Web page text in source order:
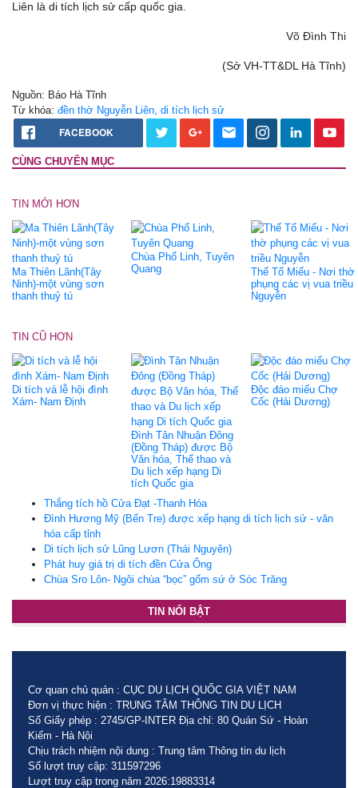
Liên là di tích lịch sử cấp quốc gia.
Võ Đình Thi
(Sở VH-TT&DL Hà Tĩnh)
Nguồn: Báo Hà Tĩnh
Từ khóa: đền thờ Nguyễn Liên, di tích lịch sử
FACEBOOK
CÙNG CHUYÊN MỤC
TIN MỚI HƠN
Ma Thiên Lãnh(Tây
Ninh)-một vùng sơn
thanh thuỷ tú
Chùa Phổ Linh, Tuyên
Quang
Thế Tổ Miếu - Nơi thờ
phụng các vị vua triều
Nguyễn
TIN CŨ HƠN
Di tích và lễ hội đình
Xám- Nam Định
Đình Tân Nhuận Đông
(Đồng Tháp) được Bộ
Văn hóa, Thể thao và
Du lịch xếp hạng Di
tích Quốc gia
Độc đáo miếu Chợ
Cốc (Hải Dương)
Thắng tích hồ Cửa Đạt -Thanh Hóa
Đình Hương Mỹ (Bến Tre) được xếp hạng di tích lịch sử - văn
hóa cấp tỉnh
Di tích lịch sử Lũng Lươn (Thái Nguyên)
Phát huy giá trị di tích đền Cửa Ông
Chùa Sro Lôn- Ngôi chùa “bọc” gốm sứ ở Sóc Trăng
TIN NỔI BẬT
Cơ quan chủ quản : CỤC DU LỊCH QUỐC GIA VIỆT NAM
Đơn vị thực hiện : TRUNG TÂM THÔNG TIN DU LỊCH
Số Giấy phép : 2745/GP-INTER Địa chỉ: 80 Quán Sứ - Hoàn
Kiếm - Hà Nội
Chịu trách nhiệm nội dung : Trung tâm Thông tin du lịch
Số lượt truy cập: 311597296
Lượt truy cập trong năm 2026:19883314